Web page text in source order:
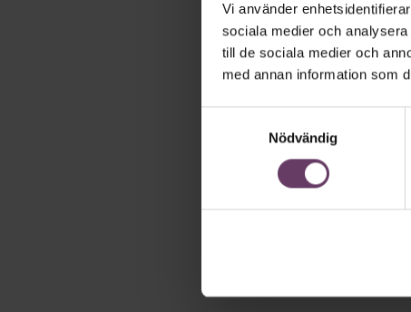
Vi använder
sociala medier och
till de sociala medier och
med annan information som
Nödvändig